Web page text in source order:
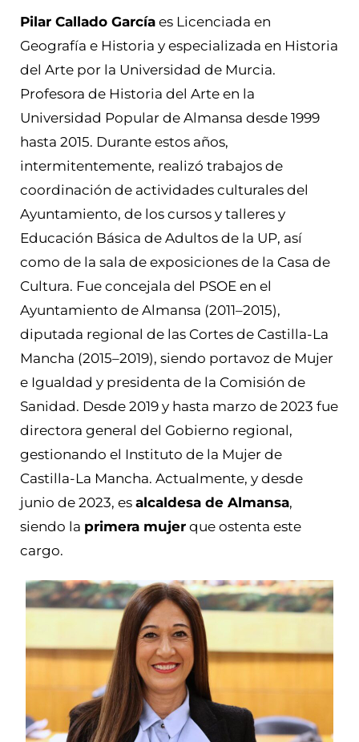
Pilar Callado García es Licenciada en
Geografía e Historia y especializada en Historia
del Arte por la Universidad de Murcia.
Profesora de Historia del Arte en la
Universidad Popular de Almansa desde 1999
hasta 2015. Durante estos años,
intermitentemente, realizó trabajos de
coordinación de actividades culturales del
Ayuntamiento, de los cursos y talleres y
Educación Básica de Adultos de la UP, así
como de la sala de exposiciones de la Casa de
Cultura. Fue concejala del PSOE en el
Ayuntamiento de Almansa (2011–2015),
diputada regional de las Cortes de Castilla-La
Mancha (2015–2019), siendo portavoz de Mujer
e Igualdad y presidenta de la Comisión de
Sanidad. Desde 2019 y hasta marzo de 2023 fue
directora general del Gobierno regional,
gestionando el Instituto de la Mujer de
Castilla-La Mancha. Actualmente, y desde
junio de 2023, es alcaldesa de Almansa,
siendo la primera mujer que ostenta este
cargo.